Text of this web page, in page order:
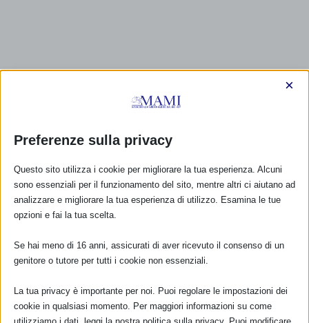
Preferenze sulla privacy
×
Questo sito utilizza i cookie per migliorare la tua esperienza. Alcuni
sono essenziali per il funzionamento del sito, mentre altri ci aiutano ad
analizzare e migliorare la tua esperienza di utilizzo. Esamina le tue
opzioni e fai la tua scelta.
Se hai meno di 16 anni, assicurati di aver ricevuto il consenso di un
genitore o tutore per tutti i cookie non essenziali.
La tua privacy è importante per noi. Puoi regolare le impostazioni dei
cookie in qualsiasi momento. Per maggiori informazioni su come